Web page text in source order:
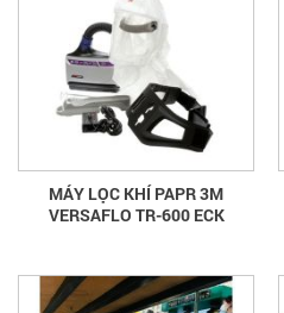
MÁY LỌC KHÍ PAPR 3M
VERSAFLO TR-600 ECK